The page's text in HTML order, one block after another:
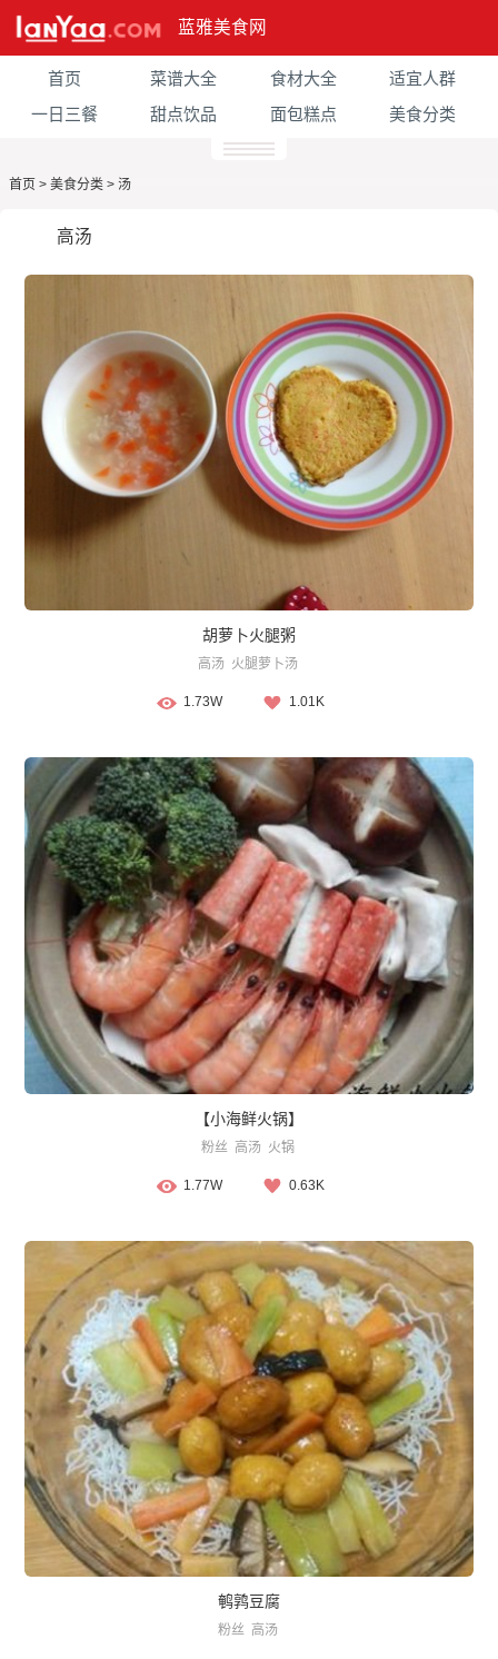
蓝雅美食网
首页 菜谱大全 食材大全
适宜人群
一日三餐
甜点饮品 面包糕点 美食分类
首页 > 美食分类 > 汤
高汤
胡萝卜火腿粥
高汤 火腿萝卜汤
1.73W 1.01K
【小海鲜火锅】
粉丝 高汤 火锅
1.77W 0.63K
鹌鹑豆腐
粉丝 高汤